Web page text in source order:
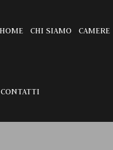
HOME CHI SIAMO CAMERE
CONTATTI